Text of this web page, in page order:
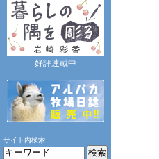
好評連載中
サイト内検索